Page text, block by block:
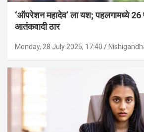
‘ऑपरेशन महादेव’ ला यश; पहलगामध्ये 26
आतंकवादी ठार
Monday, 28 July 2025, 17:40